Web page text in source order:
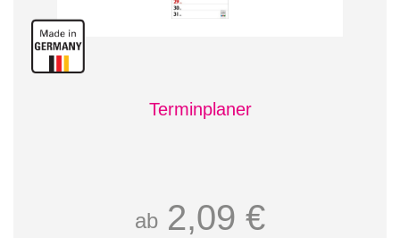
Terminplaner
ab 2,09 €